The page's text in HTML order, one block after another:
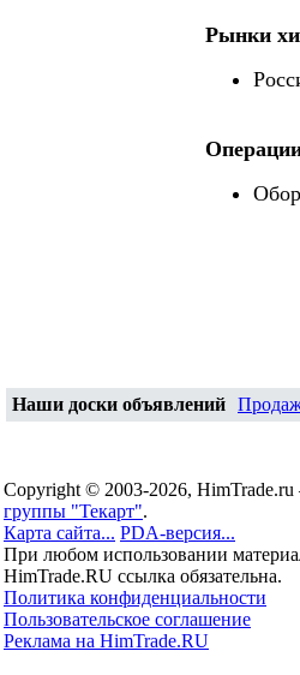
Рынки
Наши доски объявлений
Copyright © 2003-2026, HimTrade.ru
группы "Текарт".
Карта сайта... PDA-версия...
При любом использовании
HimTrade.RU ссылка обязательна.
Политика конфиденциальности
Пользовательское соглашение
Реклама на HimTrade.RU